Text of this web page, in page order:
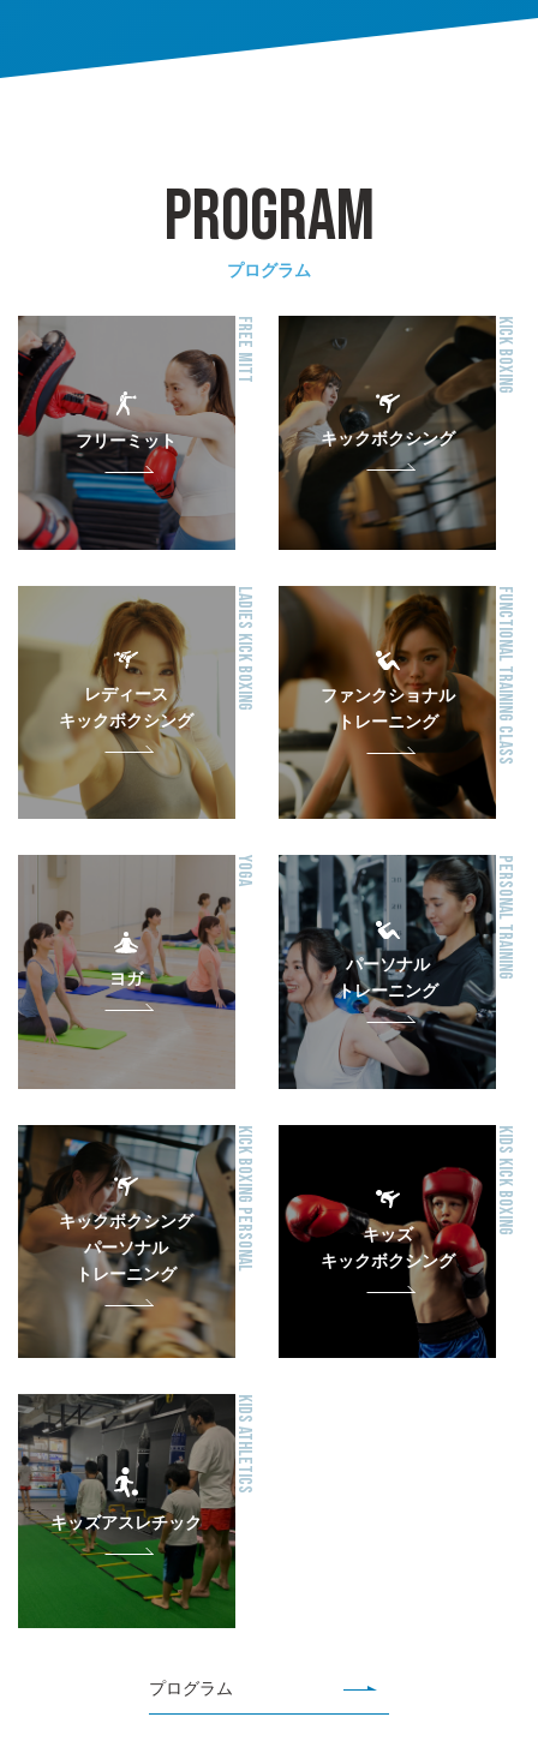
PROGRAM
プログラム
フリーミット
FREE MITT
キックボクシング
KICK BOXING
レディース
キックボクシング
LADIES KICK BOXING
ファンクショナル
トレーニング
FUNCTIONAL TRAINING CLASS
ヨガ
YOGA
パーソナル
トレーニング
PERSONAL TRAINING
キックボクシング
パーソナル
トレーニング
KICK BOXING PERSONAL
キッズ
キックボクシング
KIDS KICK BOXING
キッズアスレチック
KIDS ATHLETICS
プログラム